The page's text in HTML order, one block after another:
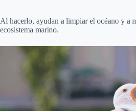
Al hacerlo, ayudan a limpiar el océano y a
ecosistema marino.